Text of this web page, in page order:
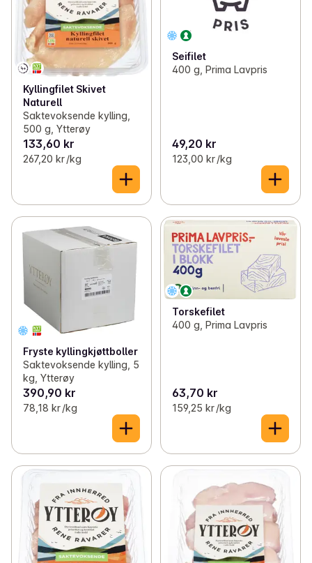
Kyllingfilet Skivet
Naturell
Saktevoksende kylling,
500 g, Ytterøy
133,60 kr
267,20 kr /kg
Seifilet
400 g, Prima Lavpris
49,20 kr
123,00 kr /kg
Fryste kyllingkjøttboller
Saktevoksende kylling, 5
kg, Ytterøy
390,90 kr
78,18 kr /kg
Torskefilet
400 g, Prima Lavpris
63,70 kr
159,25 kr /kg